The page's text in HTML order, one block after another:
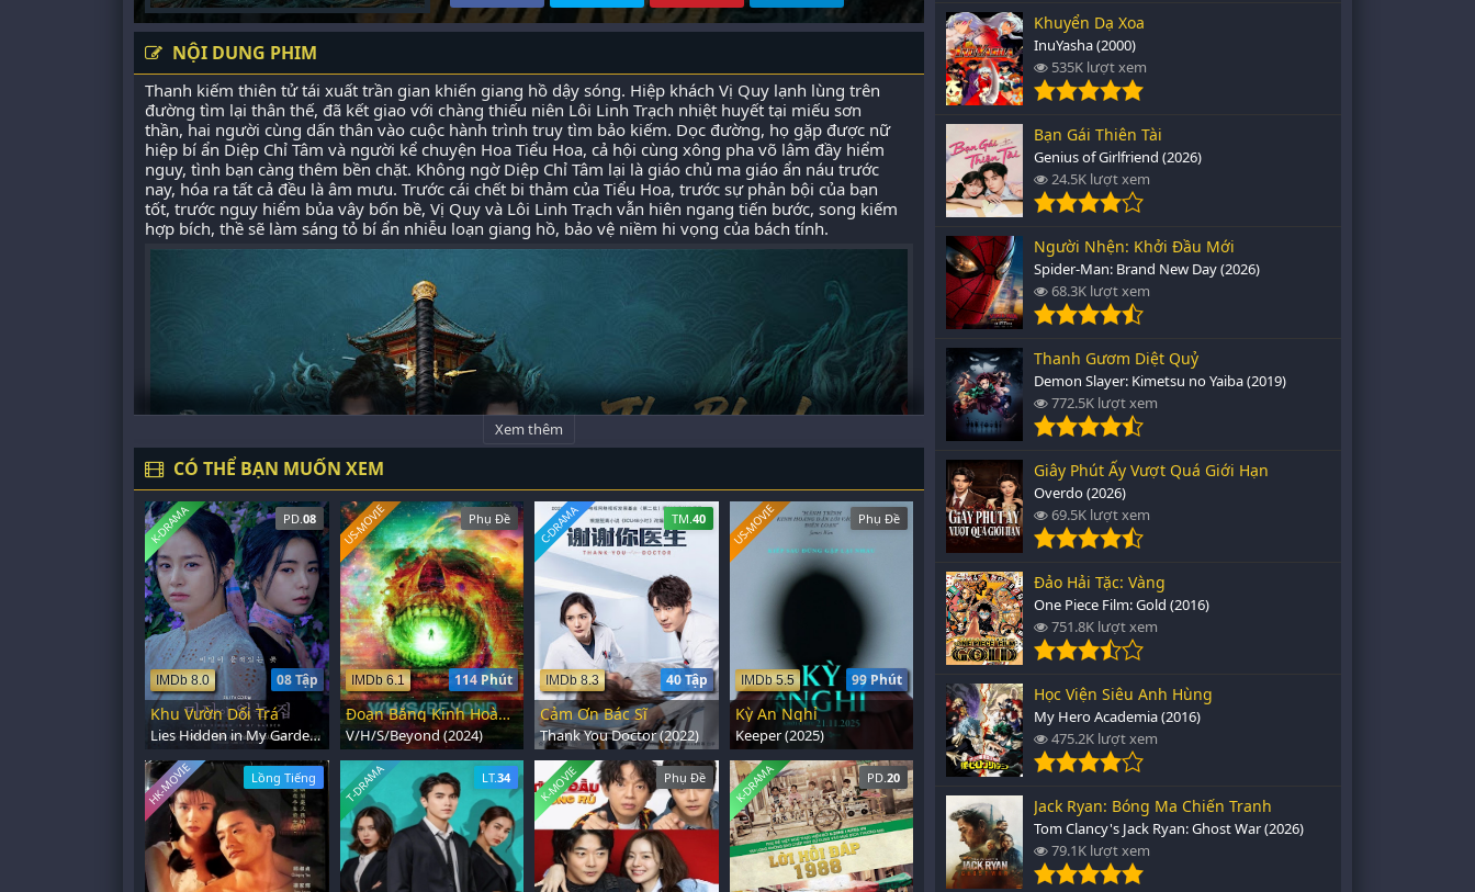
NỘI DUNG PHIM
Thanh kiếm thiên tử tái xuất trần gian khiến giang hồ dậy sóng. Hiệp khách Vị Quy lạnh lùng trên
đường tìm lại thân thế, đã kết giao với chàng thiếu niên Lôi Linh Trạch nhiệt huyết tại miếu sơn
thần, hai người cùng dấn thân vào cuộc hành trình truy tìm bảo kiếm. Dọc đường, họ gặp được nữ
hiệp bí ẩn Diệp Chỉ Tâm và người kể chuyện Hoa Tiểu Hoa, cả hội cùng xông pha võ lâm đầy hiểm
nguy, tình bạn càng thêm bền chặt. Không ngờ Diệp Chỉ Tâm lại là giáo chủ ma giáo ẩn náu trước
nay, hóa ra tất cả đều là âm mưu. Trước cái chết bi thảm của Tiểu Hoa, trước sự phản bội của bạn
tốt, trước nguy hiểm bủa vây bốn bề, Vị Quy và Lôi Linh Trạch vẫn hiên ngang tiến bước, song kiếm
hợp bích, thề sẽ làm sáng tỏ bí ẩn nhiễu loạn giang hồ, bảo vệ niềm hi vọng của bách tính.
Xem thêm
CÓ THỂ BẠN MUỐN XEM
PD. 08
08 Tập
IMDb 8.0
K-DRAMA
Khu Vườn Dối Trá
Lies Hidden in My Garden (2023)
Phụ Đề
114 Phút
IMDb 6.1
US-MOVIE
Đoạn Băng Kinh Hoàng 6
V/H/S/Beyond (2024)
TM. 40
40 Tập
IMDb 8.3
C-DRAMA
Cảm Ơn Bác Sĩ
Thank You Doctor (2022)
Phụ Đề
99 Phút
IMDb 5.5
US-MOVIE
Kỳ An Nghỉ
Keeper (2025)
Lồng Tiếng
HK-MOVIE LT.34
T-DRAMA Phụ Đề
K-MOVIE PD. 20
K-DRAMA
Khuyển Dạ Xoa
InuYasha (2000)
535K lượt xem
Bạn Gái Thiên Tài
Genius of Girlfriend (2026)
24.5K lượt xem
Người Nhện: Khởi Đầu Mới
Spider-Man: Brand New Day (2026)
68.3K lượt xem
Thanh Gươm Diệt Quỷ
Demon Slayer: Kimetsu no Yaiba (2019)
772.5K lượt xem
Giây Phút Ấy Vượt Quá Giới Hạn
Overdo (2026)
69.5K lượt xem
Đảo Hải Tặc: Vàng
One Piece Film: Gold (2016)
751.8K lượt xem
Học Viện Siêu Anh Hùng
My Hero Academia (2016)
475.2K lượt xem
Jack Ryan: Bóng Ma Chiến Tranh
Tom Clancy's Jack Ryan: Ghost War (2026)
79.1K lượt xem